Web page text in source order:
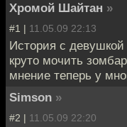
Хромой Шайтан »
#1 | 11.05.09 22:13
История с
круто мочить
мнение теперь у
Simson »
#2 | 11.05.09 22:20